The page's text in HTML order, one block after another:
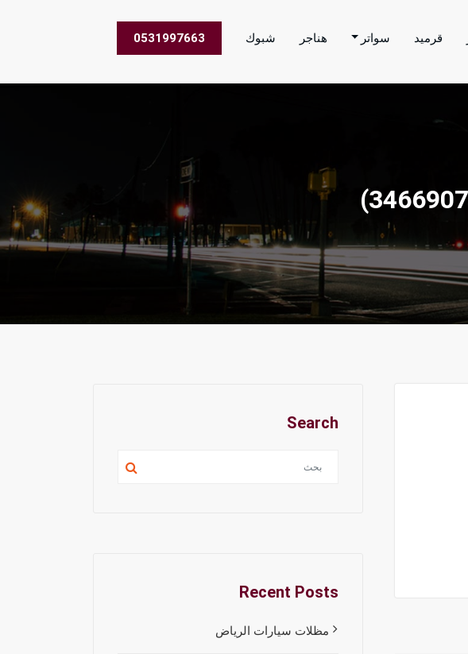
وغيرها من الاعمال في جميع مناطق المملكة العربية السعودية
قرميد سواتر هناجر شبوك 0531997663
Search
Recent Posts
مظلات سيارات الرياض